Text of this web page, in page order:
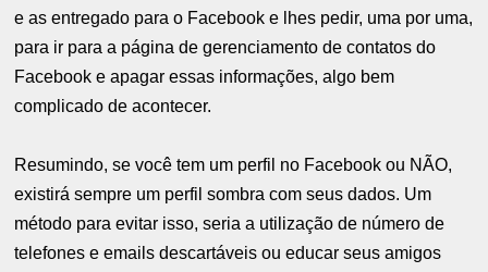
e as entregado para o Facebook e lhes pedir, uma por uma,
para ir para a página de gerenciamento de contatos do
Facebook e apagar essas informações, algo bem
complicado de acontecer.
Resumindo, se você tem um perfil no Facebook ou NÃO,
existirá sempre um perfil sombra com seus dados. Um
método para evitar isso, seria a utilização de número de
telefones e emails descartáveis ou educar seus amigos